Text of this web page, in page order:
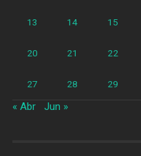
13 14 15
20 21 22
27 28 29
« Abr Jun »